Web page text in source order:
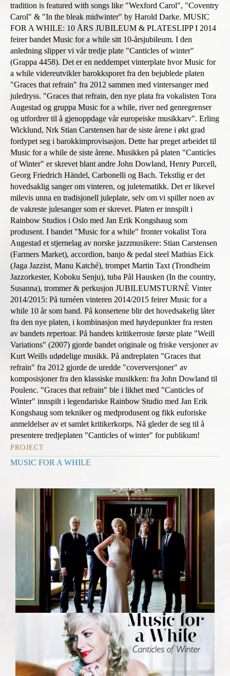
tradition is featured with songs like "Wexford Carol", "Coventry
Carol" & "In the bleak midwinter" by Harold Darke. MUSIC
FOR A WHILE: 10 ÅRS JUBILEUM & PLATESLIPP I 2014
feirer bandet Music for a while sitt 10-årsjubileum. I den
anledning slipper vi vår tredje plate "Canticles of winter"
(Grappa 4458). Det er en neddempet vinterplate hvor Music for
a while videreutvikler barokksporet fra den bejublede platen
"Graces that refrain" fra 2012 sammen med vintersanger med
juledryss. "Graces that refrain, den nye plata fra vokalisten Tora
Augestad og gruppa Music for a while, river ned genregrenser
og utfordrer til å gjenoppdage vår europeiske musikkarv". Erling
Wicklund, Nrk Stian Carstensen har de siste årene i økt grad
fordypet seg i barokkimprovisasjon. Dette har preget arbeidet til
Music for a while de siste årene. Musikken på platen "Canticles
of Winter" er skrevet blant andre John Dowland, Henry Purcell,
Georg Friedrich Händel, Carbonelli og Bach. Tekstlig er det
hovedsaklig sanger om vinteren, og juletematikk. Det er likevel
milevis unna en tradisjonell juleplate, selv om vi spiller noen av
de vakreste julesanger som er skrevet. Platen er innspilt i
Rainbow Studios i Oslo med Jan Erik Kongshaug som
produsent. I bandet "Music for a while" fronter vokalist Tora
Augestad et stjernelag av norske jazzmusikere: Stian Carstensen
(Farmers Market), accordion, banjo & pedal steel Mathias Eick
(Jaga Jazzist, Manu Katché), trompet Martin Taxt (Trondheim
Jazzorkester, Koboku Senju), tuba Pål Hausken (In the country,
Susanna), trommer & perkusjon JUBILEUMSTURNÈ Vinter
2014/2015: På turnéen vinteren 2014/2015 feirer Music for a
while 10 år som band. På konsertene blir det hovedsakelig låter
fra den nye platen, i kombinasjon med høydepunkter fra resten
av bandets repertoar. På bandets kritikerroste første plate "Weill
Variations" (2007) gjorde bandet originale og friske versjoner av
Kurt Weills udødelige musikk. På andreplaten "Graces that
refrain" fra 2012 gjorde de uredde "coverversjoner" av
komposisjoner fra den klassiske musikken: fra John Dowland til
Poulenc. "Graces that refrain" ble i likhet med "Canticles of
Winter" innspilt i legendariske Rainbow Studio med Jan Erik
Kongshaug som tekniker og medprodusent og fikk euforiske
anmeldelser av et samlet kritikerkorps. Nå gleder de seg til å
presentere tredjeplaten "Canticles of winter" for publikum!
PROJECT
MUSIC FOR A WHILE